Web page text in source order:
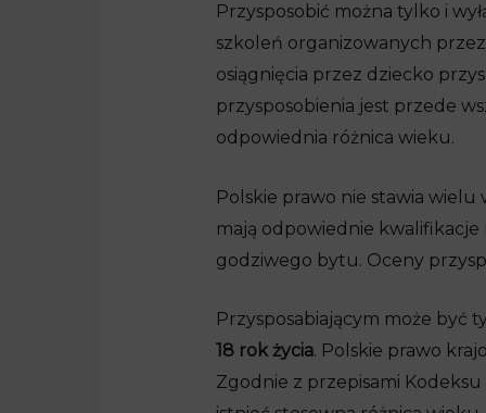
Przysposobić można tylko i
szkoleń organizowanych
osiągnięcia przez dziecko
przysposobienia jest przede
odpowiednia różnica wieku.
Polskie prawo nie stawia
mają odpowiednie kwalifikacje
godziwego bytu. Oceny
Przysposabiającym może być
18 rok życia. Polskie prawo
Zgodnie z przepisami